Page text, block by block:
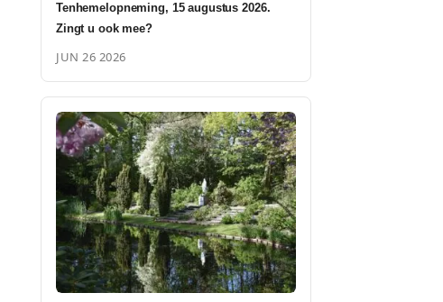
Tenhemelopneming, 15 augustus 2026.
Zingt u ook mee?
JUN 26 2026